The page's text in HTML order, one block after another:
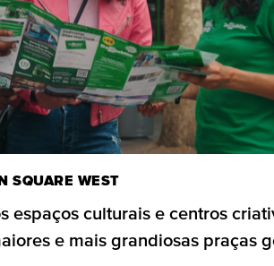
SQUARE WEST
espaços culturais e centros
e mais grandiosas praças